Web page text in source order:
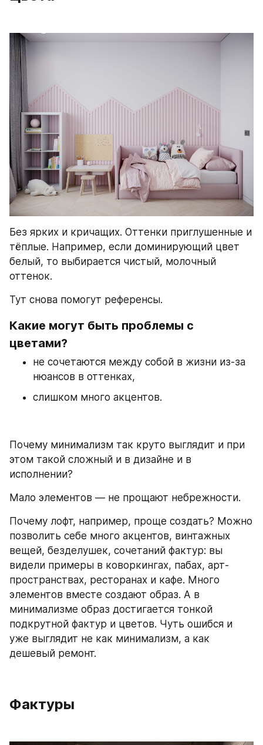
Без ярких и кричащих. Оттенки приглушенные и
тёплые. Например, если доминирующий цвет
белый, то выбирается чистый, молочный
оттенок.
Тут снова помогут референсы.
Какие могут быть проблемы с
цветами?
не сочетаются между собой в жизни из-за
нюансов в оттенках,
слишком много акцентов.
Почему минимализм так круто выглядит и при
этом такой сложный и в дизайне и в
исполнении?
Мало элементов — не прощают небрежности.
Почему лофт, например, проще создать? Можно
позволить себе много акцентов, винтажных
вещей, безделушек, сочетаний фактур: вы
видели примеры в коворкингах, пабах, арт-
пространствах, ресторанах и кафе. Много
элементов вместе создают образ. А в
минимализме образ достигается тонкой
подкрутной фактур и цветов. Чуть ошибся и
уже выглядит не как минимализм, а как
дешевый ремонт.
Фактуры